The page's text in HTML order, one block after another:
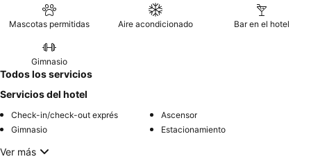
Mascotas permitidas Aire acondicionado Bar en el hotel
Gimnasio
Todos los servicios
Servicios del hotel
Check-in/check-out exprés
Ascensor
Gimnasio
Estacionamiento
Ver más